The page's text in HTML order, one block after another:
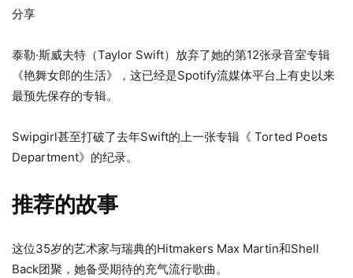
日
版
分享
泰勒·斯威夫特（Taylor Swift）放弃了她的第12张录音室专辑
《艳舞女郎的生活》，这已经是Spotify流媒体平台上有史以来
最预先保存的专辑。
Swipgirl甚至打破了去年Swift的上一张专辑《 Torted Poets
Department》的纪录。
推荐的故事
3
个
列
表
这位35岁的艺术家与瑞典的H​​itmakers Max Martin和Shell
Back团聚，她备受期待的充气流行歌曲。